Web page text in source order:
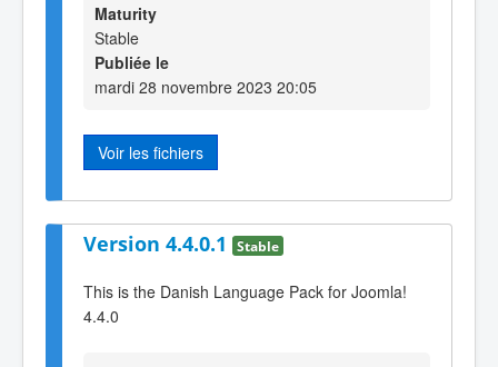
Maturity
Stable
Publiée le
mardi 28 novembre 2023 20:05
Voir les fichiers
Version 4.4.0.1 Stable
This is the Danish Language Pack for Joomla!
4.4.0